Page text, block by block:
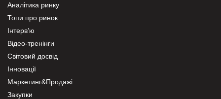
Аналітика ринку
Топи про ринок
Інтерв’ю
Відео-тренінги
Світовий досвід
Інновації
Маркетинг&Продажі
Закупки